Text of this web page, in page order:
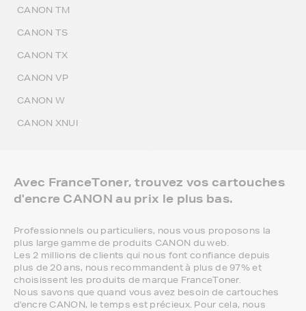
CANON TM
CANON TS
CANON TX
CANON VP
CANON W
CANON XNUI
Avec FranceToner, trouvez vos cartouches
d'encre CANON au prix le plus bas.
Professionnels ou particuliers, nous vous proposons la
plus large gamme de produits CANON du web.
Les 2 millions de clients qui nous font confiance depuis
plus de 20 ans, nous recommandent à plus de 97% et
choisissent les produits de marque FranceToner.
Nous savons que quand vous avez besoin de cartouches
d'encre CANON, le temps est précieux. Pour cela, nous